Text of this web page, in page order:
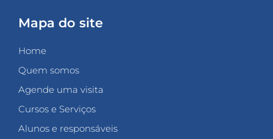
Mapa do site
Home
Quem somos
Agende uma visita
Cursos e Serviços
Alunos e responsáveis